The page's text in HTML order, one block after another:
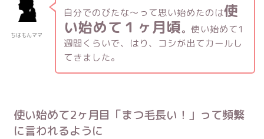
ちはもんママ
自分でのびたな〜って思い始めたのは使
い始めて１ヶ月頃。 使い始めて1
週間くらいで、はり、コシが出てカールし
てきました。
使い始めて2ヶ月目「まつ毛長い！」って頻繁
に言われるように